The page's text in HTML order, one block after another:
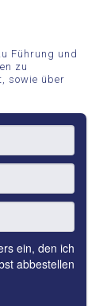
Führung und
zu
sowie über